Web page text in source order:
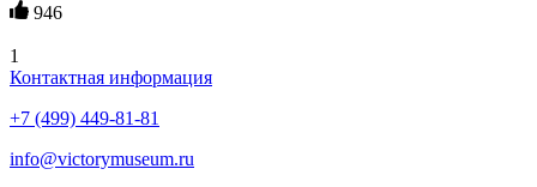
946
1
Контактная информация
+7 (499) 449-81-81
info@victorymuseum.ru